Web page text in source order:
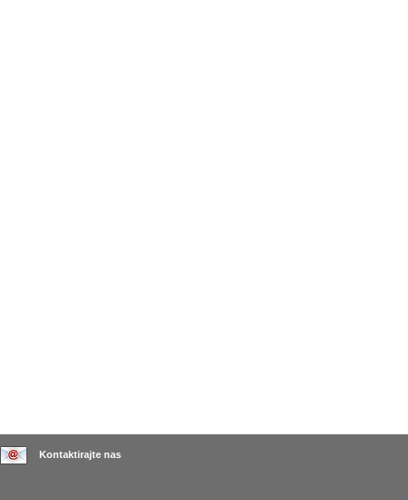
Kontaktirajte nas